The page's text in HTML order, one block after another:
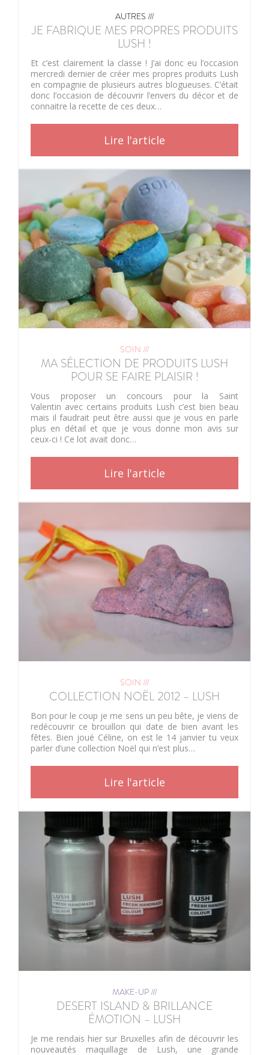
AUTRES ///
JE FABRIQUE MES PROPRES PRODUITS
LUSH !
Et c’est clairement la classe ! J’ai donc eu l’occasion
mercredi dernier de créer mes propres produits Lush
en compagnie de plusieurs autres blogueuses. C’était
donc l’occasion de découvrir l’envers du décor et de
connaitre la recette de ces deux…
Lire l'article
SOIN ///
MA SÉLECTION DE PRODUITS LUSH
POUR SE FAIRE PLAISIR !
Vous proposer un concours pour la Saint
Valentin avec certains produits Lush c’est bien beau
mais il faudrait peut être aussi que je vous en parle
plus en détail et que je vous donne mon avis sur
ceux-ci ! Ce lot avait donc…
Lire l'article
SOIN ///
COLLECTION NOËL 2012 – LUSH
Bon pour le coup je me sens un peu bête, je viens de
redécouvrir ce brouillon qui date de bien avant les
fêtes. Bien joué Céline, on est le 14 janvier tu veux
parler d’une collection Noël qui n’est plus…
Lire l'article
MAKE-UP ///
DESERT ISLAND & BRILLANCE
ÉMOTION – LUSH
Je me rendais hier sur Bruxelles afin de découvrir les
nouveautés maquillage de Lush, une grande